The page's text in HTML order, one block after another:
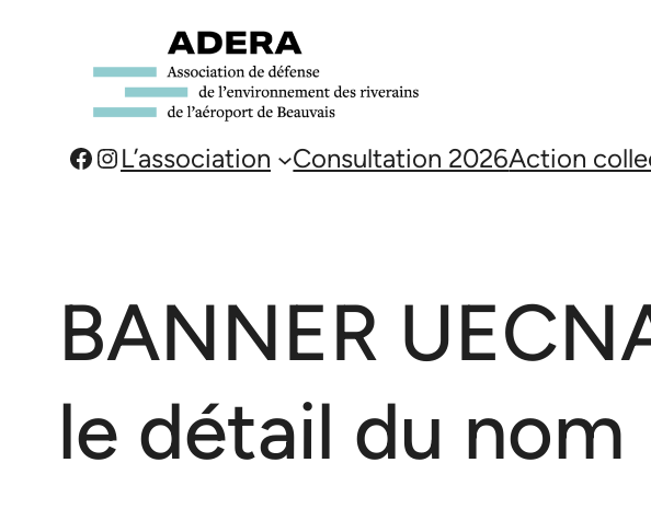
Facebook
Instagram
L’association Consultation 2026Action
BANNER
le détail du nom